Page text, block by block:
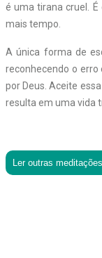
é uma tirana cruel. É
mais tempo.
A única forma de
reconhecendo o
por Deus. Aceite
resulta em uma vida
Ler outras